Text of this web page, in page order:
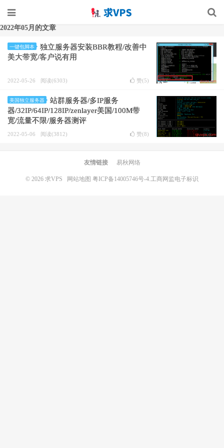
2022年05月的文章
一键包脚本
独立服务器安装BBR教程/改善中
美大带宽/客户说有用
2022-05-26 阅读(6303) 赞(5)
美国独立服务器
站群服务器/多IP服务
器/32IP/64IP/128IP/zenlayer美国/100M带
宽/流量不限/服务器测评
2022-05-06 阅读(3812) 赞(8)
友情链接 易秋网络
© 2026 求VPS 网站地图 粤ICP备14005746号-4.工商网监电子标识